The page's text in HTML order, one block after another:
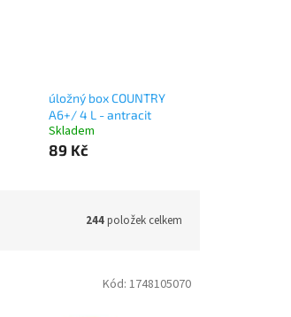
úložný box COUNTRY
A6+/ 4 L - antracit
Skladem
89 Kč
244položek celkem
Kód: 1748105070